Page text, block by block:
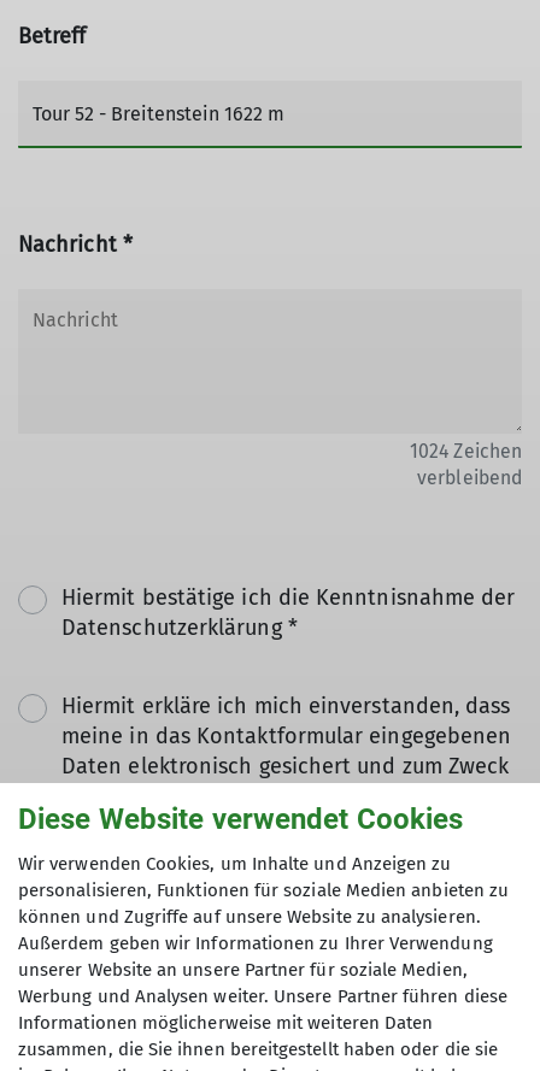
Betreff
Nachricht *
1024 Zeichen
verbleibend
Hiermit bestätige ich die Kenntnisnahme der
Datenschutzerklärung *
Hiermit erkläre ich mich einverstanden, dass
meine in das Kontaktformular eingegebenen
Daten elektronisch gesichert und zum Zweck
genutzt werden. Mir ist bekannt, dass ich
meine Einwilligung jederzeit wiederrufen
kann. *
Mit (*) markierte Felder
sind Pflichtfelder
Absenden
Diese Website verwendet Cookies
Wir verwenden Cookies, um Inhalte und Anzeigen zu
personalisieren, Funktionen für soziale Medien anbieten zu
können und Zugriffe auf unsere Website zu analysieren.
Außerdem geben wir Informationen zu Ihrer Verwendung
unserer Website an unsere Partner für soziale Medien,
Werbung und Analysen weiter. Unsere Partner führen diese
Informationen möglicherweise mit weiteren Daten
zusammen, die Sie ihnen bereitgestellt haben oder die sie